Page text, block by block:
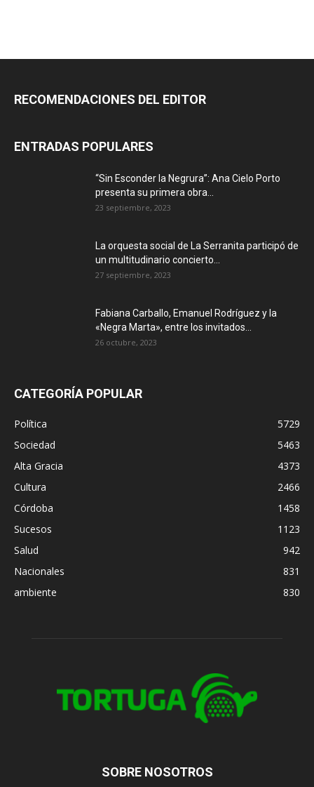
RECOMENDACIONES DEL EDITOR
ENTRADAS POPULARES
“Sin Esconder la Negrura”: Ana Cielo Porto
presenta su primera obra...
23 septiembre, 2023
La orquesta social de La Serranita participó de
un multitudinario concierto...
27 septiembre, 2023
Fabiana Carballo, Emanuel Rodríguez y la
«Negra Marta», entre los invitados...
26 octubre, 2023
CATEGORÍA POPULAR
Política
5729
Sociedad
5463
Alta Gracia
4373
Cultura
2466
Córdoba
1458
Sucesos
1123
Salud
942
Nacionales
831
ambiente
830
SOBRE NOSOTROS